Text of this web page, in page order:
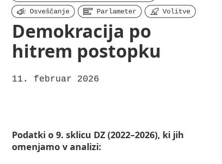
Osveščanje
Parlameter Volitve
Demokracija po
hitrem postopku
11. februar 2026
Podatki o 9. sklicu DZ (2022–2026), ki jih
omenjamo v analizi: